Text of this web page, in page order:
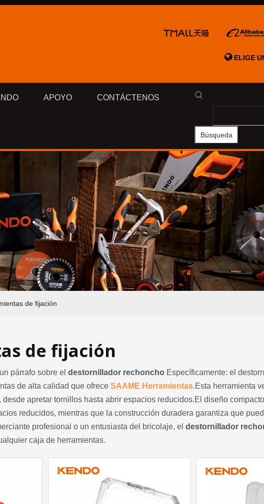
ELIGE
APOYO CONTÁCTENOS
Búsqueda
de fijación
de fijación
párrafo sobre el destornillador rechoncho Específicamente: el
de alta calidad que ofrece SAAME Herramientas.Esta herramienta
apretar tornillos hasta abrir espacios reducidos.El diseño
reducidos, mientras que la construcción duradera garantiza que
profesional o un entusiasta del bricolaje, el destornillador
caja de herramientas.